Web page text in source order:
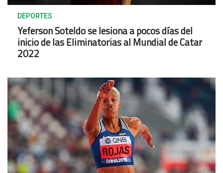
DEPORTES
Yeferson Soteldo se lesiona a pocos días del
inicio de las Eliminatorias al Mundial de Catar
2022